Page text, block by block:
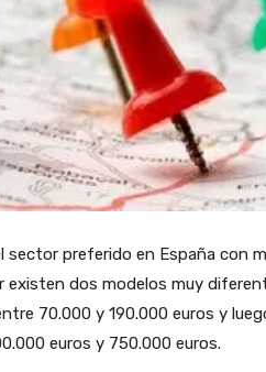
sector preferido en España con
existen dos modelos muy
70.000 y 190.000 euros y
euros y 750.000 euros.